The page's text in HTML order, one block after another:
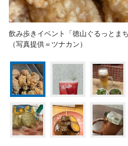
飲み歩きイベント「徳山ぐるっとま
（写真提供＝ツナカン）